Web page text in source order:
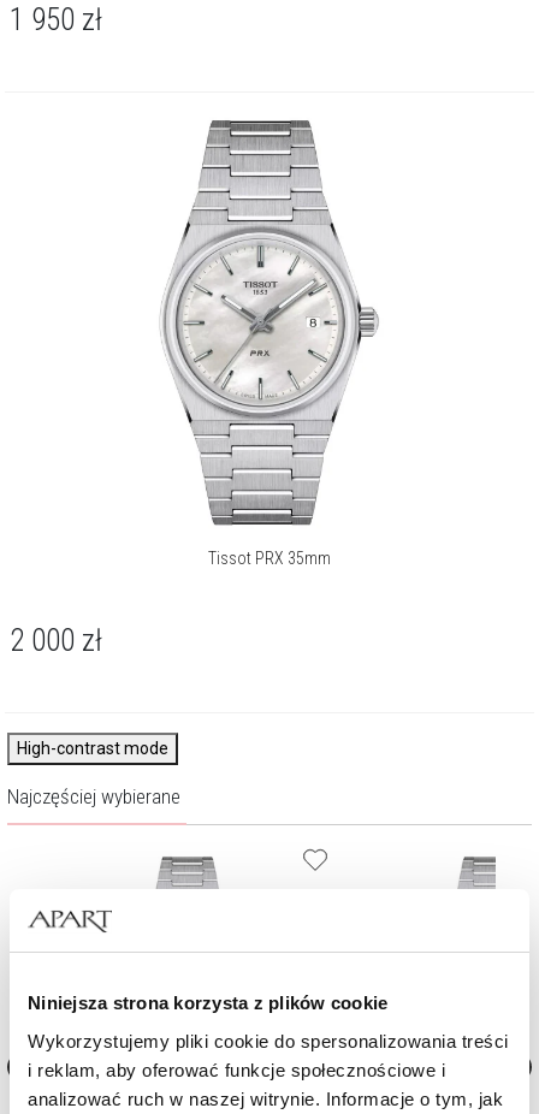
Niniejsza strona korzysta z plików cookie
Wykorzystujemy pliki cookie do spersonalizowania treści
i reklam, aby oferować funkcje społecznościowe i
analizować ruch w naszej witrynie. Informacje o tym, jak
1 950 zł
Tissot PRX 35mm
2 000 zł
High-contrast mode
Najczęściej wybierane
Zegarek damski Tissot PRX 35mm
Zegarek damski Tissot